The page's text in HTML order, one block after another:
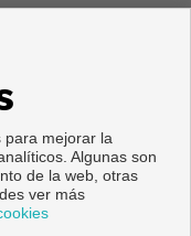
reservados.
Política de Cookies
para mejorar la
Algunas son
de la web, otras
ver más